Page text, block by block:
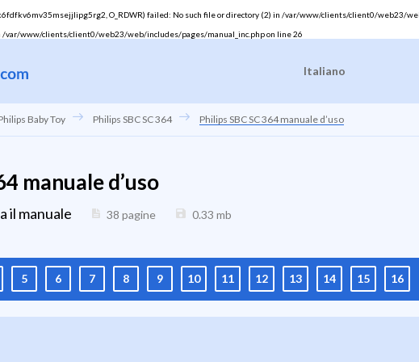
O_RDWR) failed: No such file or directory (2) in /var/www/clients/client0/web23/
/var/www/clients/client0/web23/web/includes/pages/manual_inc.phpon line26
Italiano
Baby Toy Philips SBC SC 364 Philips SBC SC 364 manuale d’uso
manuale d’uso
il manuale 38 pagine 0.33 mb
5 6 7 8 9 10 11 12 13 14 15 16